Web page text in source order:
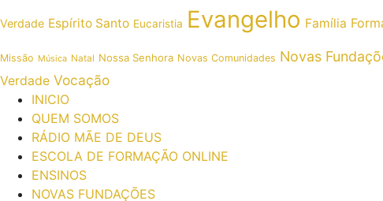
Verdade Espírito Santo Eucaristia Evangelho Família
Missão Música Natal Nossa Senhora Novas Comunidades Novas
Verdade Vocação
INICIO
QUEM SOMOS
RÁDIO MÃE DE DEUS
ESCOLA DE FORMAÇÃO ONLINE
ENSINOS
NOVAS FUNDAÇÕES